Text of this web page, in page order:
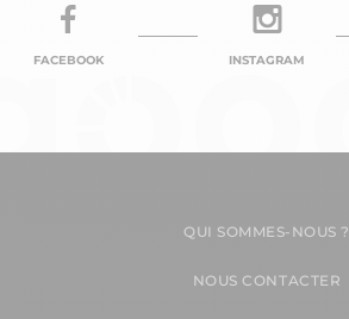
FACEBOOK INSTAGRAM
QUI SOMMES-NOUS ?
NOUS CONTACTER